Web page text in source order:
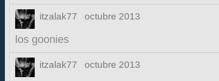
itzalak77 octubre 2013
los goonies
itzalak77 octubre 2013